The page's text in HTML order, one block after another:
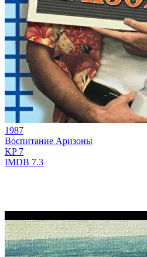
1987
Воспитание Аризоны
KP7
IMDB 7.3